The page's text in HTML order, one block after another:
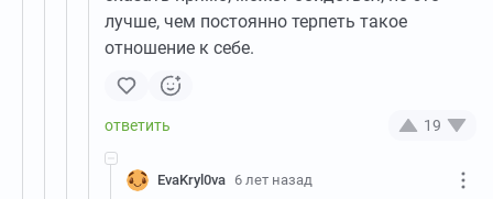
лучше, чем постоянно терпеть такое
отношение к себе.
19
EvaKryl0va 6 лет назад